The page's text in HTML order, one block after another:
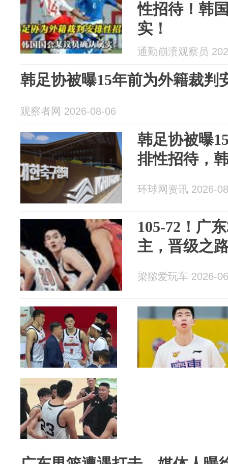
性招待！韩
实！
通勤崩溃观察员
韩足协被曝15年前为外籍裁判
观察者网 2026-08-06
韩足协被曝
排性招待，
环球网资讯 2026-
105-72！广
主，晋级之
梁猕爱玩车 2026-